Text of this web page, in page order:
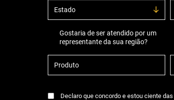
Gostaria de ser atendido por um
representante da sua região?
Declaro que concordo e estou ciente das